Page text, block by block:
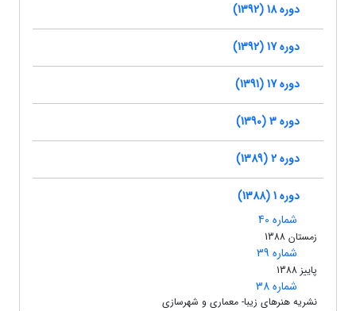
دوره 18 (1392)
دوره 17 (1392)
دوره 17 (1391)
دوره 3 (1390)
دوره 2 (1389)
دوره 1 (1388)
شماره 40
زمستان 1388
شماره 39
پاییز 1388
شماره 38
نشریه هنرهای زیبا- معماری و شهرسازی